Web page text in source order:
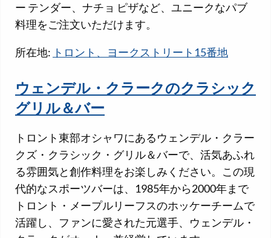
ー テンダー、ナチョ ピザなど、ユニークなパブ
料理をご注文いただけます。
所在地: トロント、ヨークストリート15番地
ウェンデル・クラークのクラシック
グリル＆バー
トロント東部オシャワにあるウェンデル・クラー
クズ・クラシック・グリル＆バーで、活気あふれ
る雰囲気と創作料理をお楽しみください。この現
代的なスポーツバーは、1985年から2000年まで
トロント・メープルリーフスのホッケーチームで
活躍し、ファンに愛された元選手、ウェンデル・